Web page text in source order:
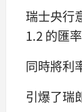
瑞士央行
1.2 的匯
同時將利
引爆了瑞